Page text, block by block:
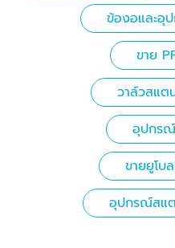
ข้องอและอุ
ขาย
วาล์วสแต
อุปกร
ขายยูโบ
อุปกรณ์สแ